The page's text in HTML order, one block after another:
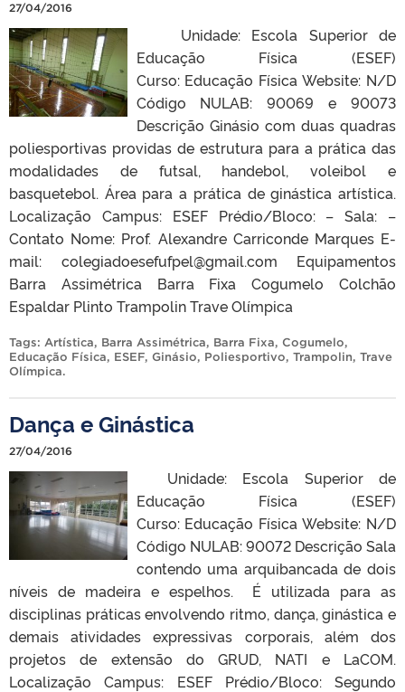
27/04/2016
Unidade: Escola Superior de
Educação Física (ESEF)
Curso: Educação Física Website: N/D
Código NULAB: 90069 e 90073
Descrição Ginásio com duas quadras
poliesportivas providas de estrutura para a prática das
modalidades de futsal, handebol, voleibol e
basquetebol. Área para a prática de ginástica artística.
Localização Campus: ESEF Prédio/Bloco: – Sala: –
Contato Nome: Prof. Alexandre Carriconde Marques E-
mail: colegiadoesefufpel@gmail.com Equipamentos
Barra Assimétrica Barra Fixa Cogumelo Colchão
Espaldar Plinto Trampolin Trave Olímpica
Tags: Artística, Barra Assimétrica, Barra Fixa, Cogumelo,
Educação Física, ESEF, Ginásio, Poliesportivo, Trampolin, Trave
Olímpica.
Dança e Ginástica
27/04/2016
Unidade: Escola Superior de
Educação Física (ESEF)
Curso: Educação Física Website: N/D
Código NULAB: 90072 Descrição Sala
contendo uma arquibancada de dois
níveis de madeira e espelhos. É utilizada para as
disciplinas práticas envolvendo ritmo, dança, ginástica e
demais atividades expressivas corporais, além dos
projetos de extensão do GRUD, NATI e LaCOM.
Localização Campus: ESEF Prédio/Bloco: Segundo